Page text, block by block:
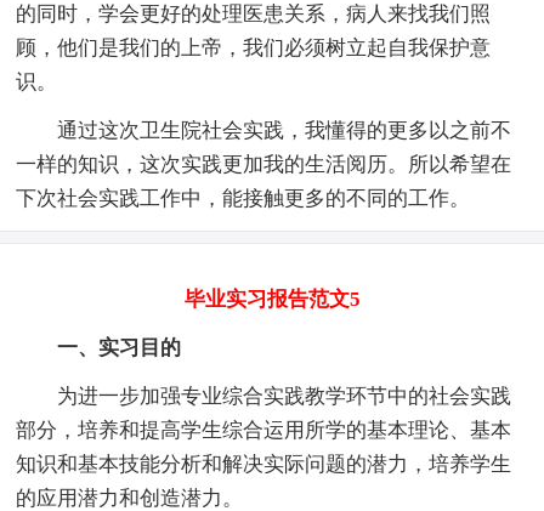
的同时，学会更好的处理医患关系，病人来找我们照
顾，他们是我们的上帝，我们必须树立起自我保护意
识。
通过这次卫生院社会实践，我懂得的更多以之前不
一样的知识，这次实践更加我的生活阅历。所以希望在
下次社会实践工作中，能接触更多的不同的工作。
毕业实习报告范文5
一、实习目的
为进一步加强专业综合实践教学环节中的社会实践
部分，培养和提高学生综合运用所学的基本理论、基本
知识和基本技能分析和解决实际问题的潜力，培养学生
的应用潜力和创造潜力。